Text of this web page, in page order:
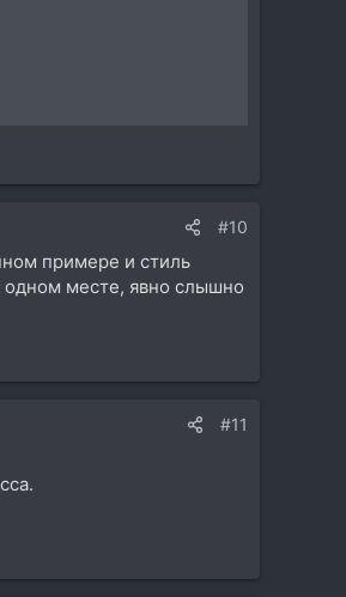
#10
примере и стиль
одном месте, явно слышно
#11